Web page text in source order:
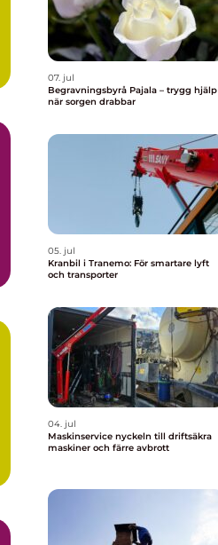
07. jul
Begravningsbyrå Pajala – trygg hjälp
när sorgen drabbar
05. jul
Kranbil i Tranemo: För smartare lyft
och transporter
04. jul
Maskinservice nyckeln till driftsäkra
maskiner och färre avbrott